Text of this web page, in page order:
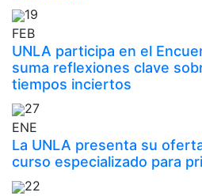
19
FEB
UNLA participa en el
suma reflexiones clave
tiempos inciertos
27
ENE
La UNLA presenta su
curso especializado para
22